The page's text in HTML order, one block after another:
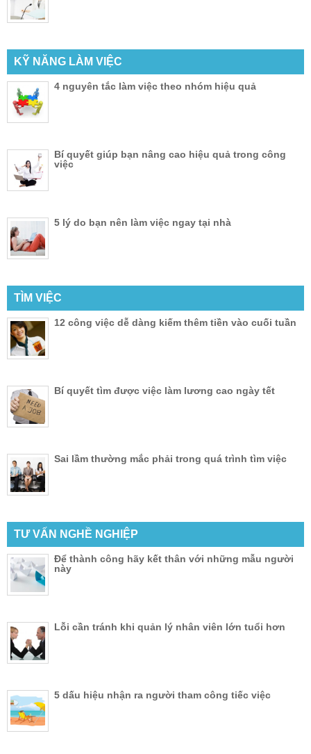
KỸ NĂNG LÀM VIỆC
4 nguyên tắc làm việc theo nhóm hiệu quả
Bí quyết giúp bạn nâng cao hiệu quả trong công
việc
5 lý do bạn nên làm việc ngay tại nhà
TÌM VIỆC
12 công việc dễ dàng kiếm thêm tiền vào cuối tuần
Bí quyết tìm được việc làm lương cao ngày tết
Sai lầm thường mắc phải trong quá trình tìm việc
TƯ VẤN NGHỀ NGHIỆP
Để thành công hãy kết thân với những mẫu người
này
Lỗi cần tránh khi quản lý nhân viên lớn tuổi hơn
5 dấu hiệu nhận ra người tham công tiếc việc